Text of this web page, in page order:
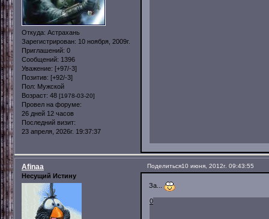
Откуда: Астрахань
Зарегистрирован: 10 ноября, 2009г.
Приглашений: 0
Сообщений: 1396
Уважение: [+97/-3]
Позитив: [+92/-3]
Пол: Мужской
Возраст: 48 [1978-03-20]
Провел на форуме:
26 дней 12 часов
Последний визит:
23 апреля, 2026г. 19:37:37
Поделиться10 июня, 2012г. 09:43:55
Afinaa
Несущий Истину
За...
0